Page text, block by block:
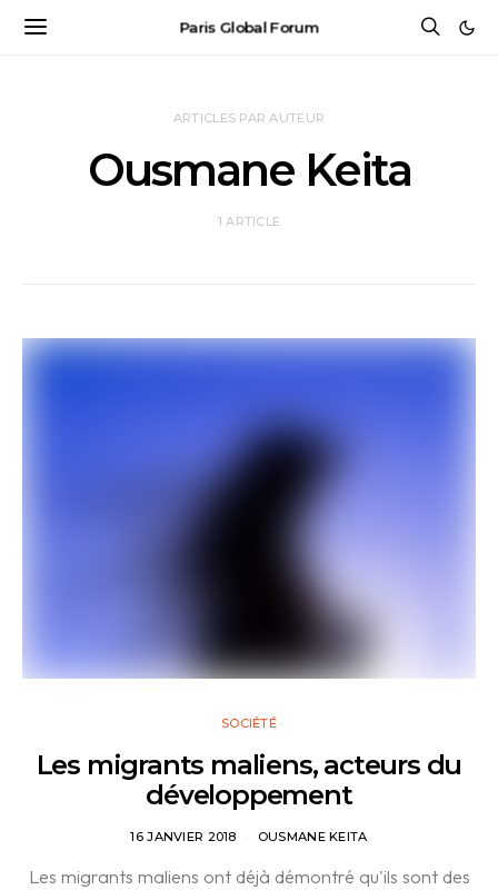
Paris Global Forum
ARTICLES PAR AUTEUR
Ousmane Keita
1 ARTICLE
SOCIÉTÉ
Les migrants maliens, acteurs du
développement
16 JANVIER 2018 OUSMANE KEITA
Les migrants maliens ont déjà démontré qu'ils sont des